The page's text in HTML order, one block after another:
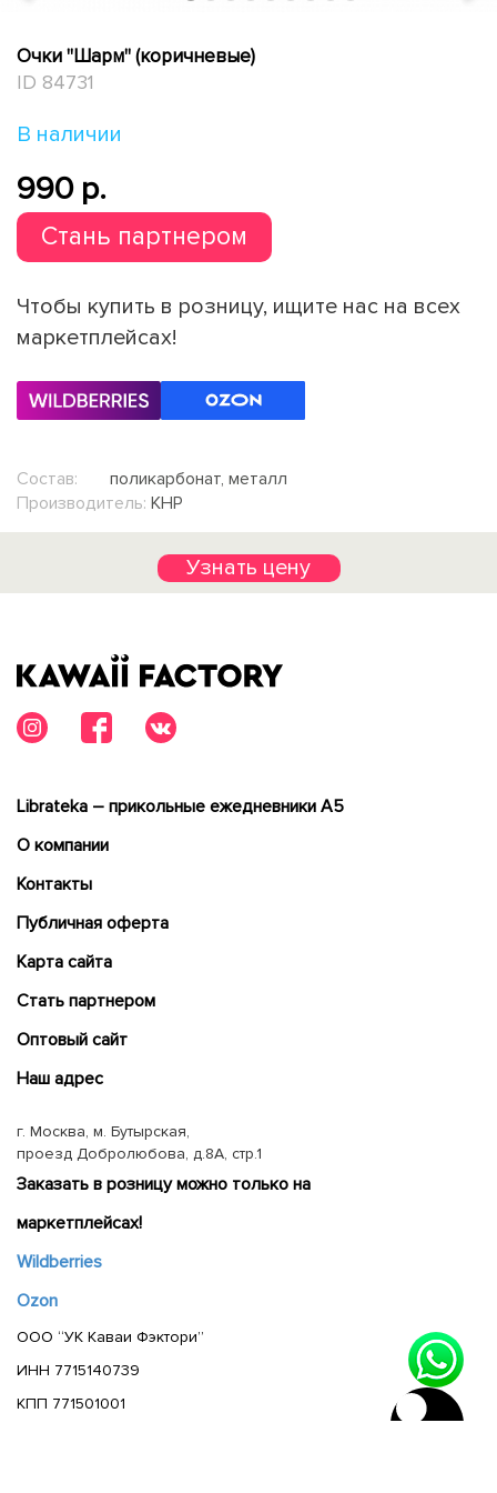
Очки "Шарм" (коричневые)
ID 84731
В наличии
990 p.
Стань партнером
Чтобы купить в розницу, ищите нас на всех
маркетплейсах!
Состав:
поликарбонат, металл
Производитель: КНР
Узнать цену
Librateka – прикольные ежедневники А5
О компании
Контакты
Публичная оферта
Карта сайта
Cтать партнером
Оптовый сайт
Наш адрес
г. Москва, м. Бутырская,
проезд Добролюбова, д.8А, стр.1
Заказать в розницу можно только на
маркетплейсах!
Wildberries
Ozon
ООО “УК Каваи Фэктори”
ИНН 7715140739
КПП 771501001